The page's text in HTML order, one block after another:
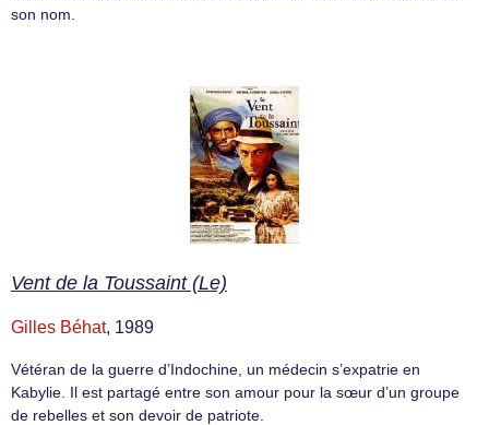
son nom.
Vent de la Toussaint (Le)
Gilles Béhat, 1989
Vétéran de la guerre d’Indochine, un médecin s’expatrie en
Kabylie. Il est partagé entre son amour pour la sœur d’un groupe
de rebelles et son devoir de patriote.